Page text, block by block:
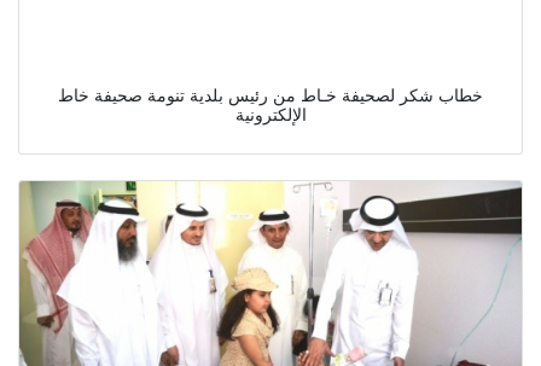
خطاب شكر لصحيفة خـاط من رئيس بلدية تنومة صحيفة خاط
الإلكترونية